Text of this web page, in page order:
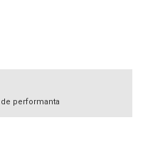
performanta